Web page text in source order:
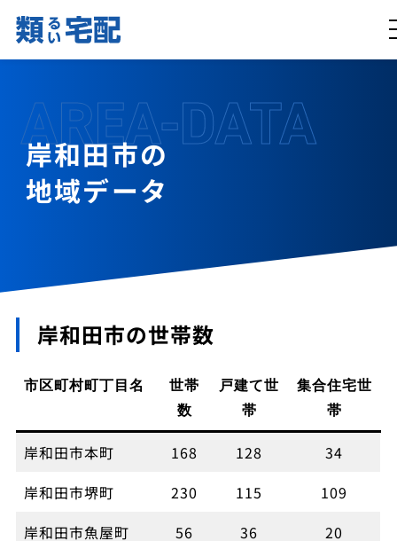
AREA-DATA
岸和田市の
地域データ
岸和田市の世帯数
市区町村町丁目名
世帯
数
戸建て世
帯
集合住宅世
帯
岸和田市本町 168 128
34
岸和田市堺町
230 115
109
岸和田市魚屋町
56 36
20